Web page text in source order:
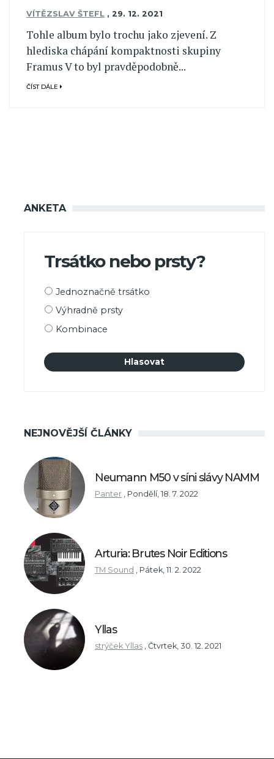
VÍTĚZSLAV ŠTEFL , 29. 12. 2021
Tohle album bylo trochu jako zjevení. Z
hlediska chápání kompaktnosti skupiny
Framus V to byl pravděpodobně...
ČÍST DÁLE
ANKETA
Trsátko nebo prsty?
Možnosti
Jednoznačně trsátko
Výhradně prsty
Kombinace
NEJNOVĚJŠÍ ČLÁNKY
Neumann M50 v síni slávy NAMM
Panter , Pondělí, 18. 7. 2022
Arturia: Brutes Noir Editions
TM Sound , Pátek, 11. 2. 2022
Yllas
strýček Yllas , Čtvrtek, 30. 12. 2021